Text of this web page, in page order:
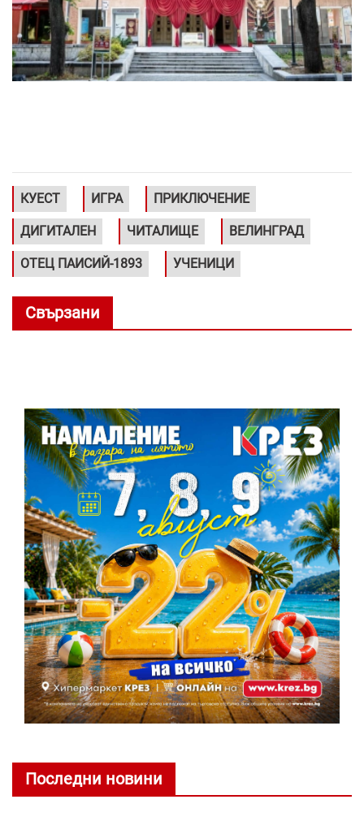
КУЕСТ ИГРА ПРИКЛЮЧЕНИЕ
ДИГИТАЛЕН ЧИТАЛИЩЕ ВЕЛИНГРАД
ОТЕЦ ПАИСИЙ-1893 УЧЕНИЦИ
Свързани
Последни новини